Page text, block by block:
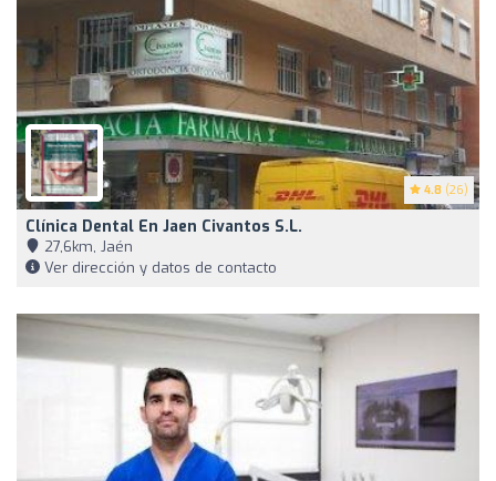
4.8 (26)
Clínica Dental En Jaen Civantos S.L.
27,6km, Jaén
Ver dirección y datos de contacto